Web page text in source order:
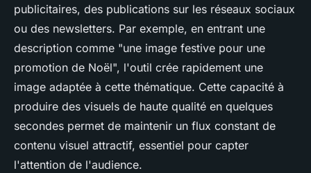
publicitaires, des publications sur les réseaux sociaux
ou des newsletters. Par exemple, en entrant une
description comme "une image festive pour une
promotion de Noël", l'outil crée rapidement une
image adaptée à cette thématique. Cette capacité à
produire des visuels de haute qualité en quelques
secondes permet de maintenir un flux constant de
contenu visuel attractif, essentiel pour capter
l'attention de l'audience.